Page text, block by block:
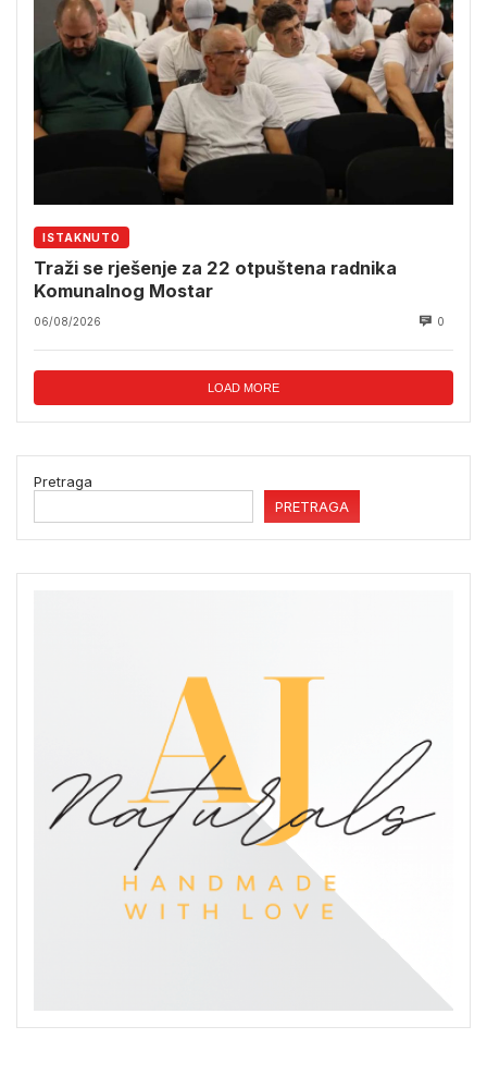
ISTAKNUTO
Traži se rješenje za 22 otpuštena radnika
Komunalnog Mostar
06/08/2026 0
LOAD MORE
Pretraga
PRETRAGA